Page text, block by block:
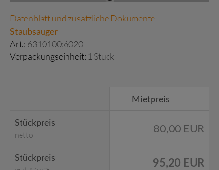
Datenblatt und zusätzliche Dokumente
Staubsauger
Art.: 6310100;6020
Verpackungseinheit: 1 Stück
Mietpreis
Stückpreis
netto 80,00 EUR
Stückpreis
95,20 EUR